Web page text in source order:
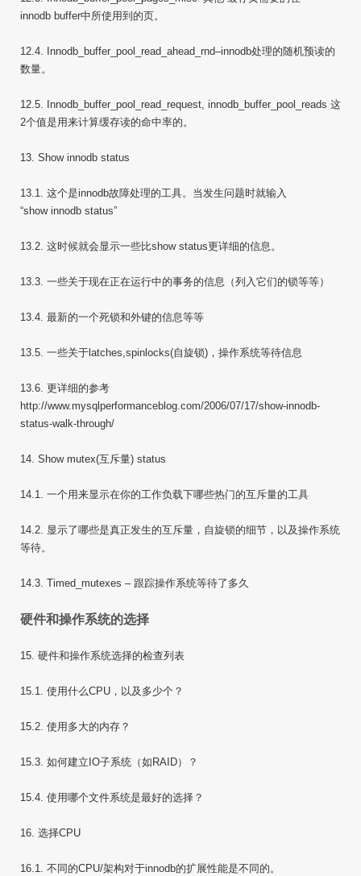
innodb buffer中所使用到的页。
12.4. Innodb_buffer_pool_read_ahead_rnd–innodb处理的随机预读的
数量。
12.5. Innodb_buffer_pool_read_request, innodb_buffer_pool_reads 这
2个值是用来计算缓存读的命中率的。
13. Show innodb status
13.1. 这个是innodb故障处理的工具。当发生问题时就输入
“show innodb status”
13.2. 这时候就会显示一些比show status更详细的信息。
13.3. 一些关于现在正在运行中的事务的信息（列入它们的锁等等）
13.4. 最新的一个死锁和外键的信息等等
13.5. 一些关于latches,spinlocks(自旋锁)，操作系统等待信息
13.6. 更详细的参考
http://www.mysqlperformanceblog.com/2006/07/17/show-innodb-
status-walk-through/
14. Show mutex(互斥量) status
14.1. 一个用来显示在你的工作负载下哪些热门的互斥量的工具
14.2. 显示了哪些是真正发生的互斥量，自旋锁的细节，以及操作系统
等待。
14.3. Timed_mutexes – 跟踪操作系统等待了多久
硬件和操作系统的选择
15. 硬件和操作系统选择的检查列表
15.1. 使用什么CPU，以及多少个？
15.2. 使用多大的内存？
15.3. 如何建立IO子系统（如RAID）？
15.4. 使用哪个文件系统是最好的选择？
16. 选择CPU
16.1. 不同的CPU/架构对于innodb的扩展性能是不同的。